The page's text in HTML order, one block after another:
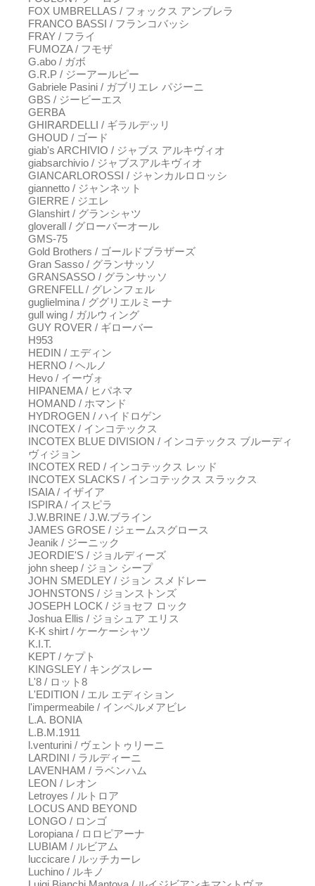
FOX UMBRELLAS / フォックス アンブレラ
FRANCO BASSI / フランコバッシ
FRAY / フライ
FUMOZA / フモザ
G.abo / ガボ
G.R.P / ジーアールピー
Gabriele Pasini / ガブリエレ パジーニ
GBS / ジービーエス
GERBA
GHIRARDELLI / ギラルデッリ
GHOUD / ゴード
giab's ARCHIVIO / ジャブス アルキヴィオ
giabsarchivio / ジャブスアルキヴィオ
GIANCARLOROSSI / ジャンカルロロッシ
giannetto / ジャンネット
GIERRE / ジエレ
Glanshirt / グランシャツ
gloverall / グローバーオール
GMS-75
Gold Brothers / ゴールドブラザーズ
Gran Sasso / グランサッソ
GRANSASSO / グランサッソ
GRENFELL / グレンフェル
guglielmina / ググリエルミーナ
gull wing / ガルウィング
GUY ROVER / ギローバー
H953
HEDIN / エディン
HERNO / ヘルノ
Hevo / イーヴォ
HIPANEMA / ヒパネマ
HOMAND / ホマンド
HYDROGEN / ハイドロゲン
INCOTEX / インコテックス
INCOTEX BLUE DIVISION / インコテックス ブルーディ
ヴィジョン
INCOTEX RED / インコテックス レッド
INCOTEX SLACKS / インコテックス スラックス
ISAIA / イザイア
ISPIRA / イスピラ
J.W.BRINE / J.W.ブライン
JAMES GROSE / ジェームスグロース
Jeanik / ジーニック
JEORDIE'S / ジョルディーズ
john sheep / ジョン シープ
JOHN SMEDLEY / ジョン スメドレー
JOHNSTONS / ジョンストンズ
JOSEPH LOCK / ジョセフ ロック
Joshua Ellis / ジョシュア エリス
K-K shirt / ケーケーシャツ
K.I.T.
KEPT / ケプト
KINGSLEY / キングスレー
L'8 / ロット8
L'EDITION / エル エディション
l'impermeabile / インペルメアビレ
L.A. BONIA
L.B.M.1911
l.venturini / ヴェントゥリーニ
LARDINI / ラルディーニ
LAVENHAM / ラベンハム
LEON / レオン
Letroyes / ルトロア
LOCUS AND BEYOND
LONGO / ロンゴ
Loropiana / ロロピアーナ
LUBIAM / ルビアム
luccicare / ルッチカーレ
Luchino / ルキノ